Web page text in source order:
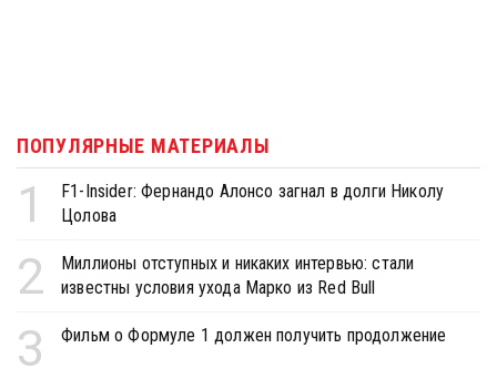
ПОПУЛЯРНЫЕ МАТЕРИАЛЫ
1
F1-Insider: Фернандо Алонсо загнал в долги Николу
Цолова
2
Миллионы отступных и никаких интервью: стали
известны условия ухода Марко из Red Bull
3 Фильм о Формуле 1 должен получить продолжение